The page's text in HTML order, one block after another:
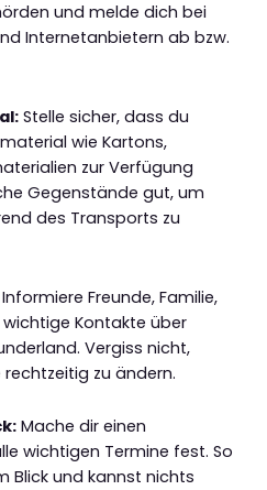
und melde dich bei
Internetanbietern ab bzw.
Stelle sicher, dass du
wie Kartons,
zur Verfügung
Gegenstände gut, um
des Transports zu
Informiere Freunde, Familie,
Kontakte über
Vergiss nicht,
zu ändern.
Mache dir einen
wichtigen Termine fest. So
Blick und kannst nichts